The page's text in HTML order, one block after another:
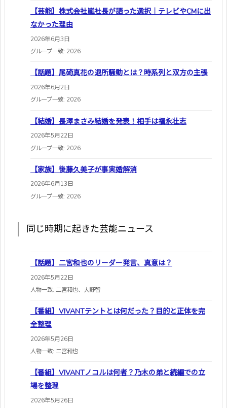
【芸能】株式会社嵐社長が語った選択｜テレビやCMに出
なかった理由
2026年6月3日
グループ一致: 2026
【話題】尾碕真花の退所騒動とは？時系列と双方の主張
2026年6月2日
グループ一致: 2026
【結婚】長澤まさみ結婚を発表！相手は福永壮志
2026年5月22日
グループ一致: 2026
【家族】後藤久美子が事実婚解消
2026年6月13日
グループ一致: 2026
同じ時期に起きた芸能ニュース
【話題】二宮和也のリーダー発言、真意は？
2026年5月22日
人物一致: 二宮和也、大野智
【番組】VIVANTテントとは何だった？目的と正体を完
全整理
2026年5月26日
人物一致: 二宮和也
【番組】VIVANTノコルは何者？乃木の弟と続編での立
場を整理
2026年5月26日